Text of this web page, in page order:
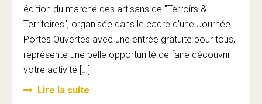
édition du marché des artisans de "Terroirs &
Territoires", organisée dans le cadre d’une Journée
Portes Ouvertes avec une entrée gratuite pour tous,
représente une belle opportunité de faire découvrir
votre activité […]
Lire la suite